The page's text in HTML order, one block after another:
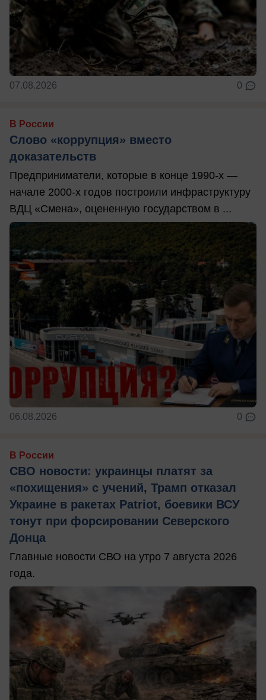
07.08.2026 0
В России
Слово «коррупция» вместо
доказательств
Предприниматели, которые в конце 1990-х —
начале 2000-х годов построили инфраструктуру
ВДЦ «Смена», оцененную государством в ...
06.08.2026 0
В России
СВО новости: украинцы платят за
«похищения» с учений, Трамп отказал
Украине в ракетах Patriot, боевики ВСУ
тонут при форсировании Северского
Донца
Главные новости СВО на утро 7 августа 2026
года.